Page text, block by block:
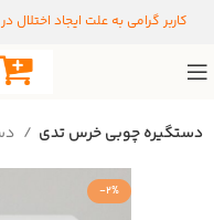
کاربر گرامی به علت ایجاد
دستگیره‌ چوبی دستگیره‌ چوبی خرس تدی
-2%